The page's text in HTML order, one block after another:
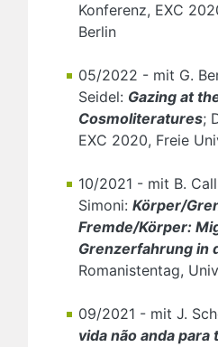
Konferenz, EXC
Berlin
05/2022 - mit G.
Seidel: Gazing at
Cosmoliteratures;
EXC 2020, Freie
10/2021 - mit B.
Simoni: Körper/
Fremde/Körper:
Grenzerfahrung in
Romanistentag,
09/2021 - mit J.
vida não anda para